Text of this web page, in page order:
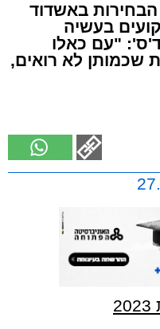
באשדוד
בעשיה
"עם כאלו
שכמותן לא רואים,